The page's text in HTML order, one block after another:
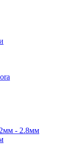
- 2.8мм